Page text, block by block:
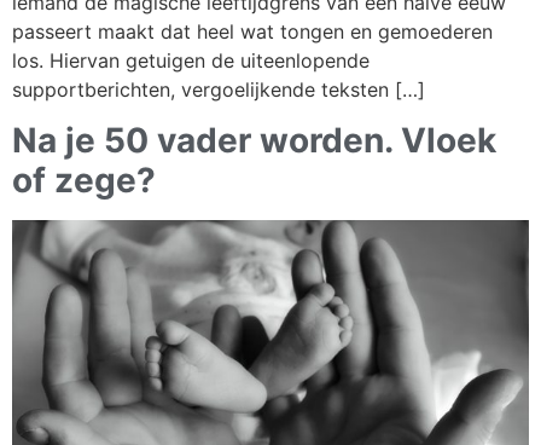
passeert maakt dat heel wat tongen en gemoederen
los. Hiervan getuigen de uiteenlopende
supportberichten, vergoelijkende teksten […]
Na je 50 vader worden. Vloek
of zege?